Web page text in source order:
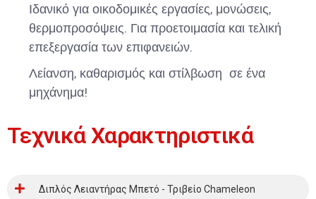
Ιδανικό για οικοδομικές εργασίες, μονώσεις,
θερμοπροσόψεις. Για προετοιμασία και τελική
επεξεργασία των επιφανειών.
Λείανση, καθαρισμός και στίλβωση σε ένα
μηχάνημα!
Τεχνικά Χαρακτηριστικά
Διπλός Λειαντήρας Μπετό - Τριβείο Chameleon​